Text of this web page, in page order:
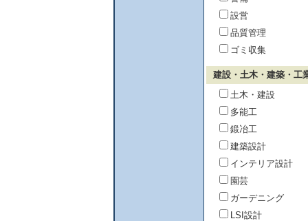
設営
品質管理
ゴミ収集
建設・土木・建築・工
土木・建設
多能工
鍛冶工
建築設計
インテリア設計
園芸
ガーデニング
LSI設計